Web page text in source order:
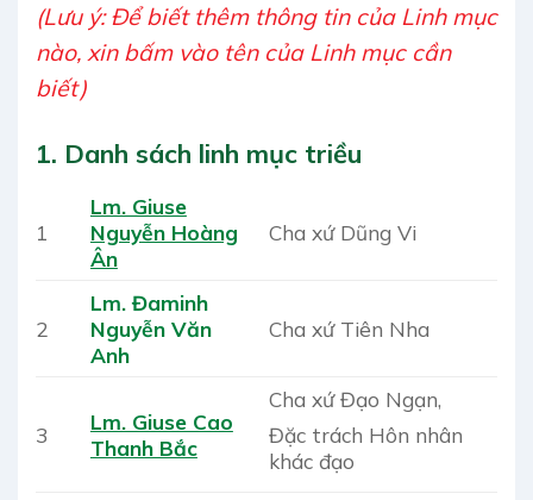
(Lưu ý: Để biết thêm thông tin của Linh mục
nào, xin bấm vào tên của Linh mục cần
biết)
1. Danh sách linh mục triều
1
Lm. Giuse
Nguyễn Hoàng
Ân
Cha xứ Dũng Vi
2
Lm. Đaminh
Nguyễn Văn
Anh
Cha xứ Tiên Nha
3
Lm. Giuse Cao
Thanh Bắc
Cha xứ Đạo Ngạn,
Đặc trách Hôn nhân
khác đạo